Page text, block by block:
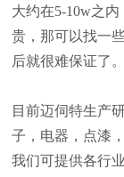
大约在5-10w之
贵，那可以找一
后就很难保证了。
目前迈伺特生产
子，电器，点漆
我们可提供各行